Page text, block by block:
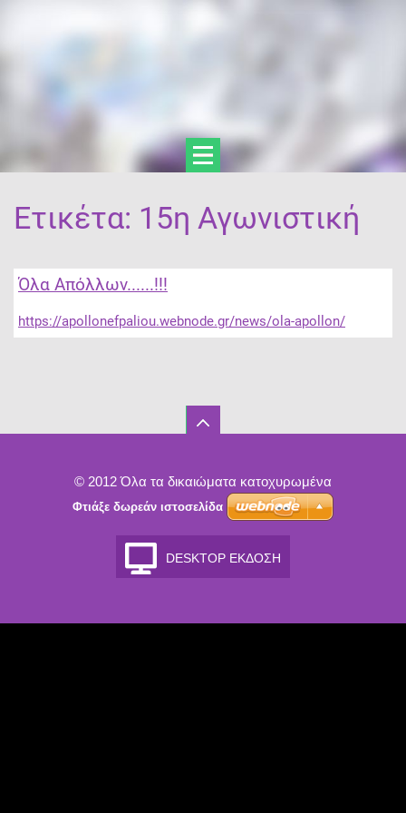
Ετικέτα: 15η Αγωνιστική
Όλα Απόλλων......!!!
https://apollonefpaliou.webnode.gr/news/ola-apollon/
© 2012 Όλα τα δικαιώματα κατοχυρωμένα
Φτιάξε δωρεάν ιστοσελίδα
DESKTOP ΈΚΔΟΣΗ